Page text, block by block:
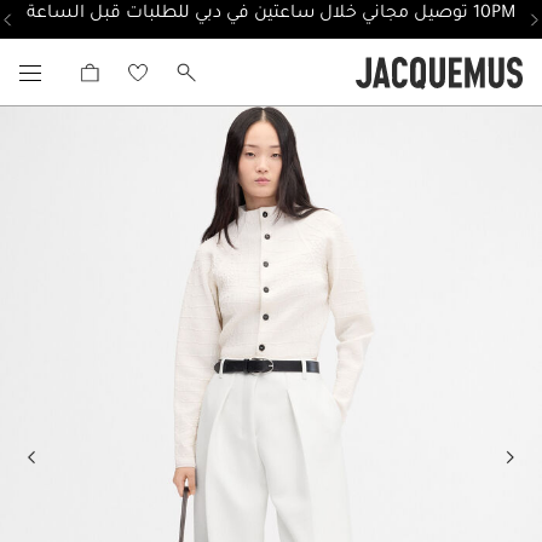
10PM توصيل مجاني خلال ساعتين في دبي للطلبات قبل الساعة